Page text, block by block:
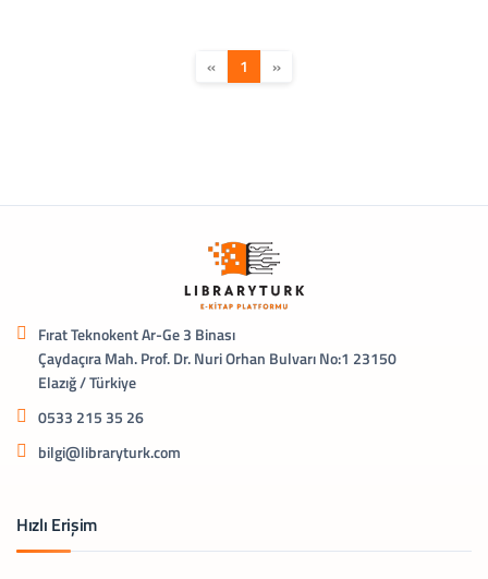
« 1 »
Fırat Teknokent Ar-Ge 3 Binası
Çaydaçıra Mah. Prof. Dr. Nuri Orhan Bulvarı No:1 23150
Elazığ / Türkiye
0533 215 35 26
bilgi@libraryturk.com
Hızlı Erişim